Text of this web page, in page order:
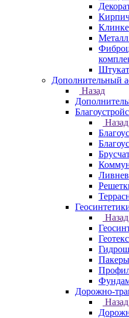
Дополнительный
Назад
Назад
Назад
Дорожно-
Назад